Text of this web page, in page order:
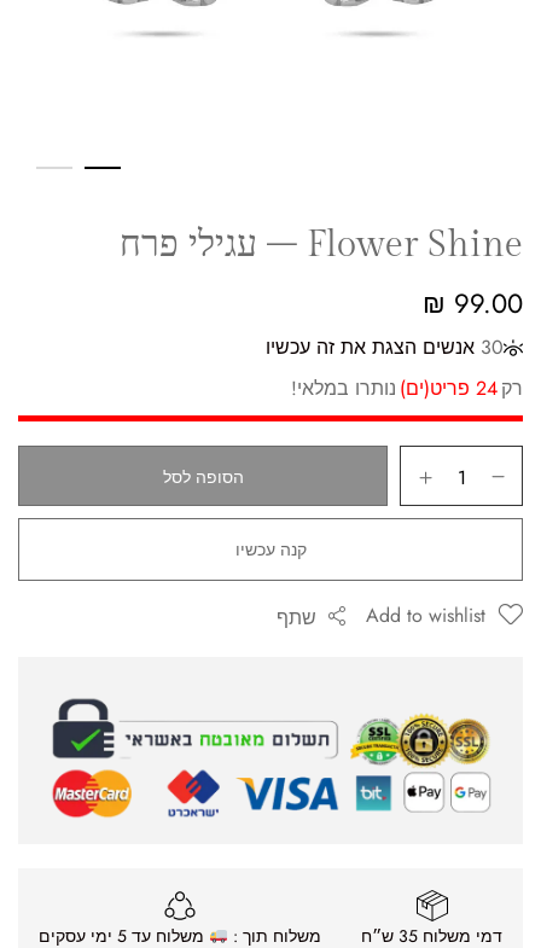
Flower Shine – עגילי פרח
99.00
₪
30 אנשים הצגת את זה עכשיו
רק24 פריט(ים) נותרו במלאי!
הסופה לסל
קנה עכשיו
Add to wishlist שתף
דמי משלוח 35 ש״ח משלוח תוך :
משלוח עד 5 ימי עסקים